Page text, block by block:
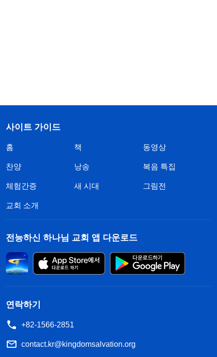
사이트 가이드
홈 책 동영상
찬양 낭송 복음 특집
체험간증 새 시대 그림전
교회 소개
전능하신 하나님 교회 앱 다운로드
연락하기
+82-1566-2851
contact.kr@kingdomsalvation.org